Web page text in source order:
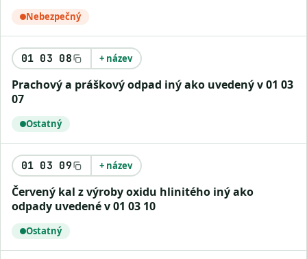
Nebezpečný
01 03 08 + název
prachový a práškový odpad iný ako uvedený v 01 03
07
Ostatný
01 03 09 + název
červený kal z výroby oxidu hlinitého iný ako
odpady uvedené v 01 03 10
Ostatný